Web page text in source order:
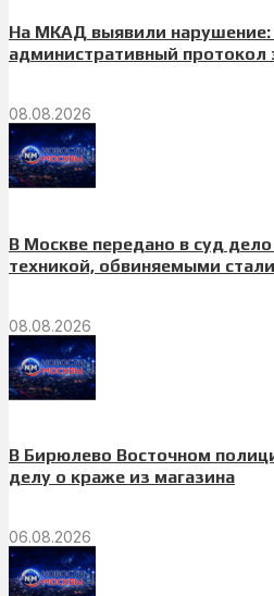
На МКАД выявили нарушение:
административный протокол
08.08.2026
В Москве передано в суд
техникой, обвиняемыми
08.08.2026
В Бирюлево Восточном
делу о краже из магазина
06.08.2026